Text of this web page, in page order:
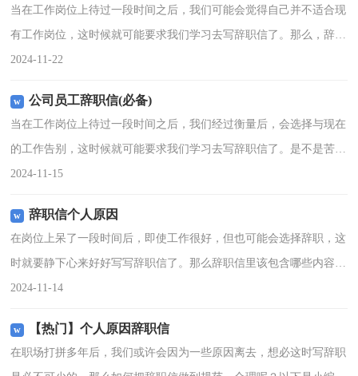
当在工作岗位上待过一段时间之后，我们可能会觉得自己并不适合现
有工作岗位，这时候就可能要求我们学习去写辞职信了。那么，辞职
信到底怎么写呢？以下是小编收集整理的行政助理辞职信范文，仅供
2024-11-22
公司员工辞职信(必备)
当在工作岗位上待过一段时间之后，我们经过衡量后，会选择与现在
的工作告别，这时候就可能要求我们学习去写辞职信了。是不是苦于
写不出正规的辞职信呢？下面是小编精心整理的公司员工辞职信，欢
2024-11-15
辞职信个人原因
在岗位上呆了一段时间后，即使工作很好，但也可能会选择辞职，这
时就要静下心来好好写写辞职信了。那么辞职信里该包含哪些内容
呢？以下是小编帮大家整理的辞职信个人原因，欢迎大家分享。辞职
2024-11-14
【热门】个人原因辞职信
在职场打拼多年后，我们或许会因为一些原因离去，想必这时写辞职